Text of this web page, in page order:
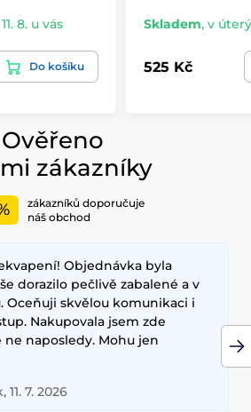
8. u vás
Do košíku
Skladem, v úterý
525 Kč
Ověřeno
zákazníky
zákazníků doporučuje
náš obchod
Objednávka byla
dorazilo pečlivě zabalené a v
Oceňuji skvělou komunikaci i
Nakupovala jsem zde
ne naposledy. Mohu jen
7. 2026